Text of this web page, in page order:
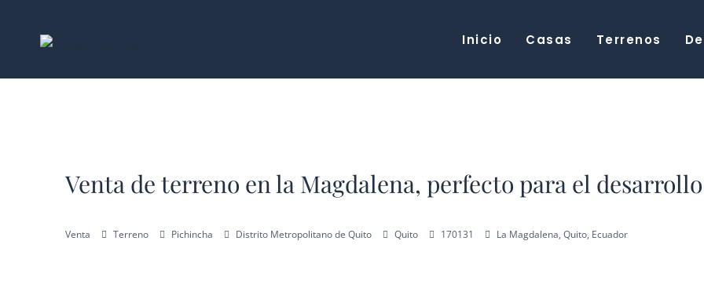
contenido
Inicio Casas Terrenos
Venta de terreno en la Magdalena, perfecto para el
Venta Terreno Pichincha Distrito Metropolitano de Quito Quito 170131 La Magdalena, Quito, Ecuador